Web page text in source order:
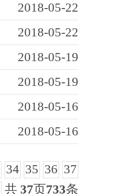
2018-05-22
2018-05-22
2018-05-19
2018-05-19
2018-05-16
2018-05-16
34 35 36 37
共 37页733条